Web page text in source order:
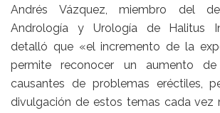
Andrés Vázquez, miembro del
Andrología y Urología de Halitus
detalló que «el incremento de la
permite reconocer un aumento
causantes de problemas eréctiles,
divulgación de estos temas cada vez